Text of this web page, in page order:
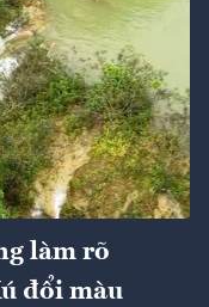
làm rõ
đổi màu